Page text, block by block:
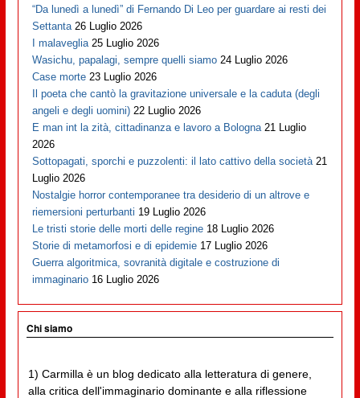
“Da lunedì a lunedì” di Fernando Di Leo per guardare ai resti dei
Settanta 26 Luglio 2026
I malaveglia 25 Luglio 2026
Wasichu, papalagi, sempre quelli siamo 24 Luglio 2026
Case morte 23 Luglio 2026
Il poeta che cantò la gravitazione universale e la caduta (degli
angeli e degli uomini) 22 Luglio 2026
E man int la zità, cittadinanza e lavoro a Bologna 21 Luglio
2026
Sottopagati, sporchi e puzzolenti: il lato cattivo della società 21
Luglio 2026
Nostalgie horror contemporanee tra desiderio di un altrove e
riemersioni perturbanti 19 Luglio 2026
Le tristi storie delle morti delle regine 18 Luglio 2026
Storie di metamorfosi e di epidemie 17 Luglio 2026
Guerra algoritmica, sovranità digitale e costruzione di
immaginario 16 Luglio 2026
Chi siamo
1) Carmilla è un blog dedicato alla letteratura di genere,
alla critica dell'immaginario dominante e alla riflessione